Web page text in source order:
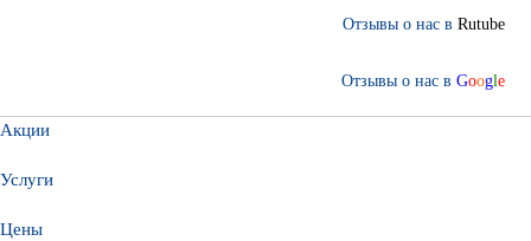
Отзывы о нас в Rutube
Отзывы о нас в Google
Акции
Услуги
Цены